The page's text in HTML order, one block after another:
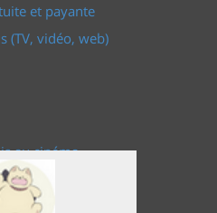
et payante
(TV, vidéo, web)
au cinéma
(TV, vidéo, web)